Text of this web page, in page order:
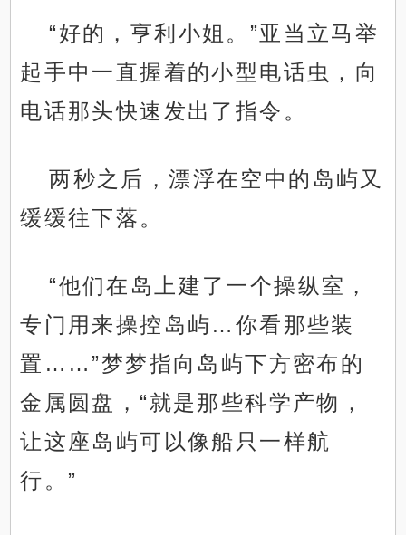
“好的，亨利小姐。”亚当立马举
起手中一直握着的小型电话虫，向
电话那头快速发出了指令。
两秒之后，漂浮在空中的岛屿又
缓缓往下落。
“他们在岛上建了一个操纵室，
专门用来操控岛屿…你看那些装
置……”梦梦指向岛屿下方密布的
金属圆盘，“就是那些科学产物，
让这座岛屿可以像船只一样航
行。”